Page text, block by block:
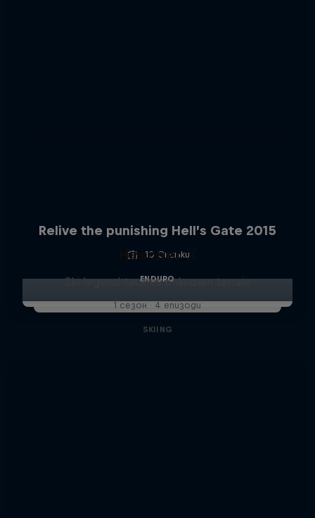
Relive the punishing Hell’s Gate 2015
10 Снимки
ENDURO
Hirscher X
Ski legend tackles unknown terrain
1 сезон · 4 епизоди
SKIING